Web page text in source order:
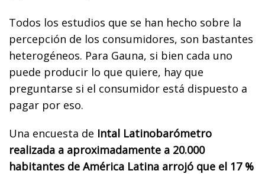
Todos los estudios que se han hecho sobre la
percepción de los consumidores, son bastantes
heterogéneos. Para Gauna, si bien cada uno
puede producir lo que quiere, hay que
preguntarse si el consumidor está dispuesto a
pagar por eso.
Una encuesta de Intal Latinobarómetro
realizada a aproximadamente a 20.000
habitantes de América Latina arrojó que el 17 %